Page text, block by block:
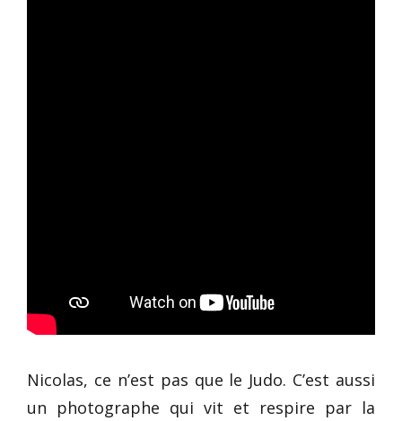
Nicolas, ce n’est pas que le Judo. C’est aussi
un photographe qui vit et respire par la